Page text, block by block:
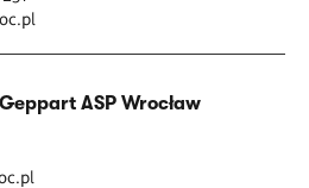
ASP Wrocław